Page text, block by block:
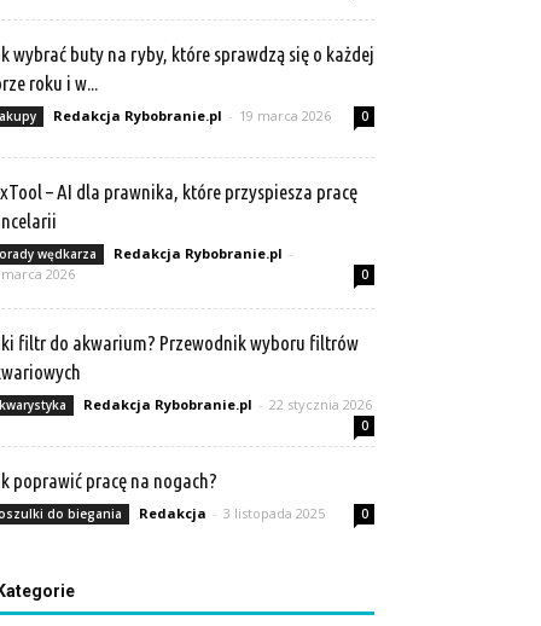
wybrać buty na ryby, które sprawdzą się o każdej
roku i w...
Redakcja Rybobranie.pl - 19 marca 2026 0
– AI dla prawnika, które przyspiesza pracę
wędkarza Redakcja Rybobranie.pl -
marca 2026
0
filtr do akwarium? Przewodnik wyboru filtrów
Redakcja Rybobranie.pl - 22 stycznia 2026
0
poprawić pracę na nogach?
do biegania Redakcja - 3 listopada 2025 0
Kategorie